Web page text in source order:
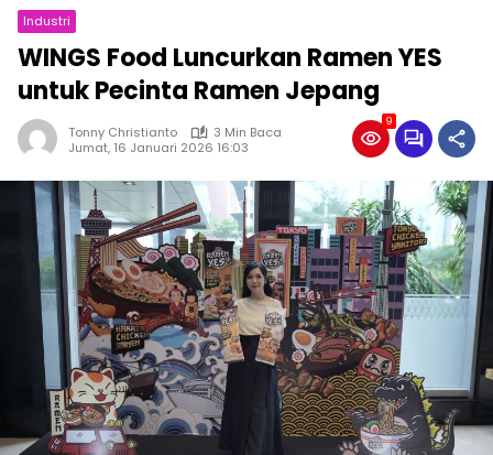
Industri
WINGS Food Luncurkan Ramen YES
untuk Pecinta Ramen Jepang
Tonny Christianto
3 Min Baca
Jumat, 16 Januari 2026 16:03
9